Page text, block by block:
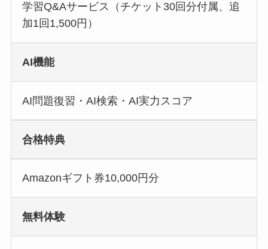
学習Q&Aサービス（チケット30回分付属、追
加1回1,500円）
AI機能
AI問題復習・AI検索・AI実力スコア
合格特典
Amazonギフト券10,000円分
無料体験